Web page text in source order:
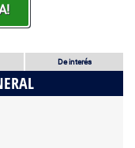
De interés